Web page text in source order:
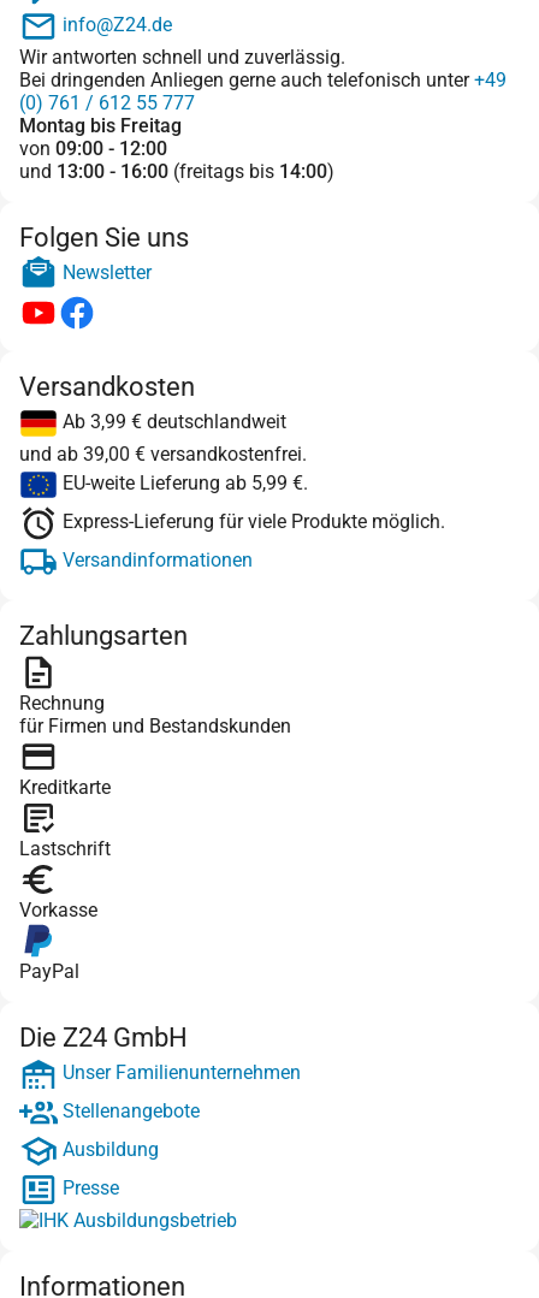
info@Z24.de
Wir antworten schnell und zuverlässig.
Bei dringenden Anliegen gerne auch telefonisch unter+49
(0) 761 / 612 55 777
Montag bis Freitag
von 09:00 - 12:00
und 13:00 - 16:00 (freitags bis 14:00)
Folgen Sie uns
Newsletter
Versandkosten
Ab 3,99 € deutschlandweit
und ab 39,00 € versandkostenfrei.
EU-weite Lieferung ab 5,99 €.
Express-Lieferung für viele Produkte möglich.
Versandinformationen
Zahlungsarten
Rechnung
für Firmen und Bestandskunden
Kreditkarte
Lastschrift
Vorkasse
PayPal
Die Z24 GmbH
Unser Familienunternehmen
Stellenangebote
Ausbildung
Presse
Informationen